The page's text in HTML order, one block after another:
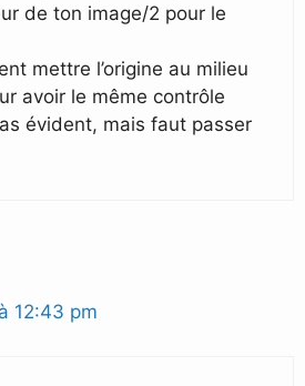
de ton image/2 pour le
mettre l’origine au milieu
avoir le même contrôle
évident, mais faut passer
12:43 pm